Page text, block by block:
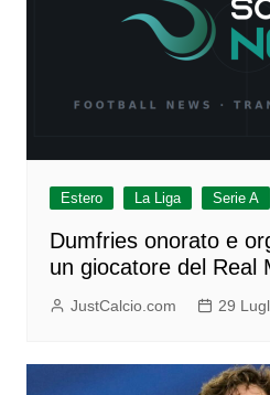
Estero La Liga Serie A
Dumfries onorato e
un giocatore del Real
JustCalcio.com 29